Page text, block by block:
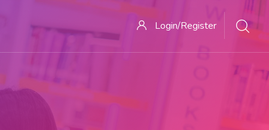
Login/Register